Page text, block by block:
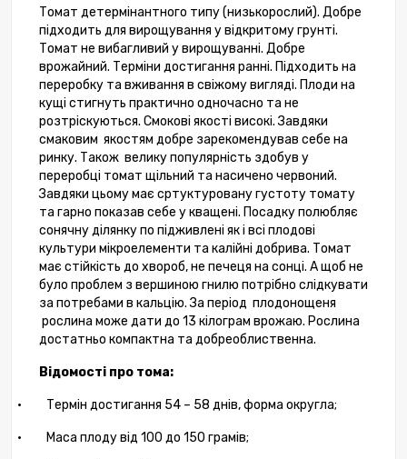
Томат детермінантного типу (низькорослий). Добре
підходить для вирощування у відкритому грунті.
Томат не вибагливий у вирощуванні. Добре
врожайний. Терміни достигання ранні. Підходить на
переробку та вживання в свіжому вигляді. Плоди на
кущі стигнуть практично одночасно та не
розтріскуються. Смокові якості високі. Завдяки
смаковим якостям добре зарекомендував себе на
ринку. Також велику популярність здобув у
переробці томат щільний та насичено червоний.
Завдяки цьому має сртуктуровану густоту томату
та гарно показав себе у кващені. Посадку полюбляє
сонячну ділянку по підживлені як і всі плодові
культури мікроелементи та калійні добрива. Томат
має стійкість до хвороб, не печеця на сонці. А щоб не
було проблем з вершиною гнилю потрібно слідкувати
за потребами в кальцію. За період плодонощеня
рослина може дати до 13 кілограм врожаю. Рослина
достатньо компактна та добреоблиственна.
Відомості про тома:
· Термін достигання 54 – 58 днів, форма округла;
· Маса плоду від 100 до 150 грамів;